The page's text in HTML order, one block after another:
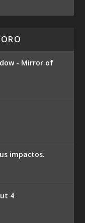
- Mirror of
impactos.
4